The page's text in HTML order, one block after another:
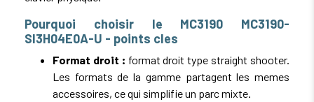
Pourquoi choisir le MC3190 MC3190-
SI3H04E0A-U - points cles
Format droit : format droit type straight shooter.
Les formats de la gamme partagent les memes
accessoires, ce qui simplifie un parc mixte.